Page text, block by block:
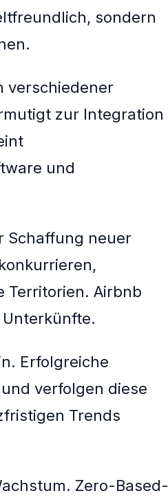
sondern
verschiedener
zur Integration
und
Schaffung neuer
Territorien. Airbnb
Erfolgreiche
verfolgen diese
Trends
Zero-Based-